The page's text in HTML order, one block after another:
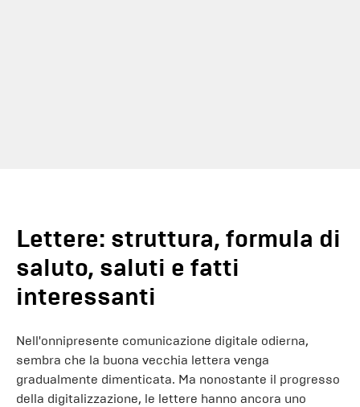
Lettere: struttura, formula di
saluto, saluti e fatti
interessanti
Nell'onnipresente comunicazione digitale odierna,
sembra che la buona vecchia lettera venga
gradualmente dimenticata. Ma nonostante il progresso
della digitalizzazione, le lettere hanno ancora uno